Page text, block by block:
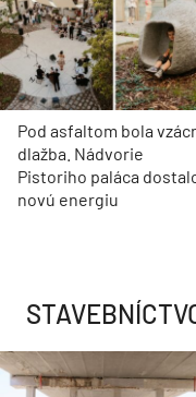
Pod asfaltom bola
dlažba. Nádvorie
Pistoriho paláca
novú energiu